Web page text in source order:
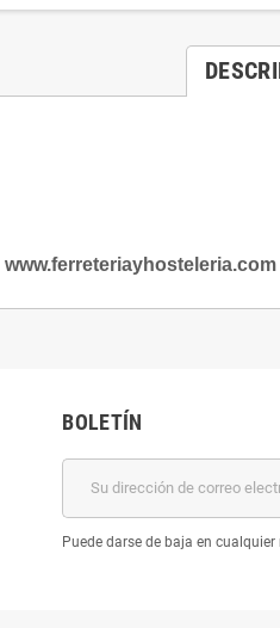
www.ferreteriayhosteleria.com
BOLETÍN
Puede darse de baja en